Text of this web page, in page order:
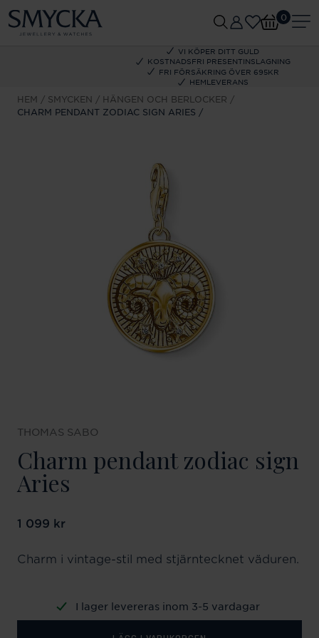
VI KÖPER DITT GULD
KOSTNADSFRI PRESENTINSLAGNING
FRI FÖRSÄKRING ÖVER 695KR
HEMLEVERANS
0
HEM SMYCKEN
HÄNGEN OCH BERLOCKER
CHARM PENDANT ZODIAC SIGN ARIES
THOMAS SABO
Charm pendant zodiac sign
Aries
Pris:1 099 kr
1 099 kr
Charm i vintage-stil med stjärntecknet väduren.
I lager levereras inom 3-5 vardagar